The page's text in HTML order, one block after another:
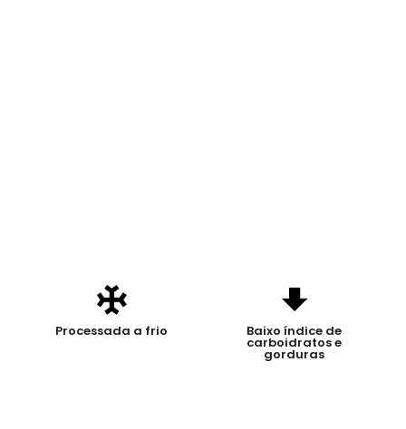
Processada a frio Baixo índice de
carboidratos e
gorduras